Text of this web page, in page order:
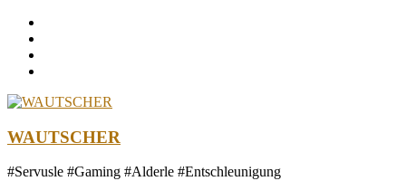
Zum
Inhalt
springen
WAUTSCHER
#Servusle #Gaming #Alderle #Entschleunigung